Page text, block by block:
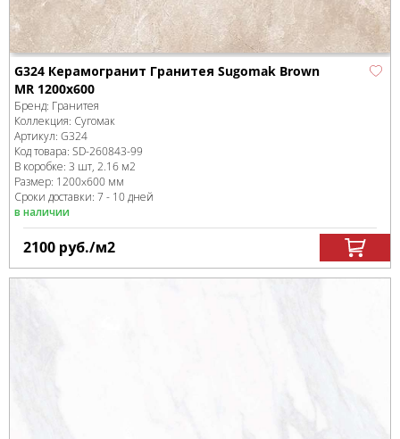
G324 Керамогранит Гранитея Sugomak Brown
MR 1200x600
Бренд: Гранитея
Коллекция: Сугомак
Артикул: G324
Код товара: SD-260843-99
В коробке: 3 шт, 2.16 м2
Размер: 1200x600 мм
Сроки доставки: 7 - 10 дней
в наличии
2100 руб./м2